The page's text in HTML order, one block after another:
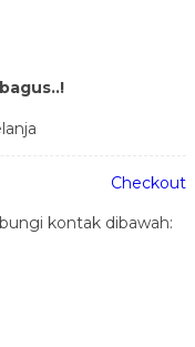
Checkout
kontak dibawah: